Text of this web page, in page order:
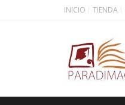
INICIO TIENDA